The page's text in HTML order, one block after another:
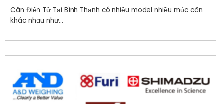
Cân Điện Tử Tại Bình Thạnh có nhiều model nhiều mức cân
khác nhau như...